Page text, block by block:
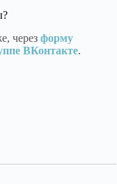
через форму
ВКонтакте.